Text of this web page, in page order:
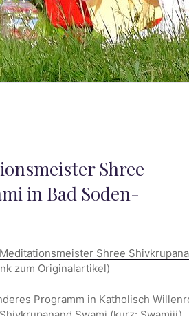
Shree
in Bad Soden-
Shree
zum Originalartikel)
Programm in Katholisch